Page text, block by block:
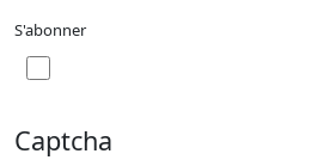
S'abonner
Captcha